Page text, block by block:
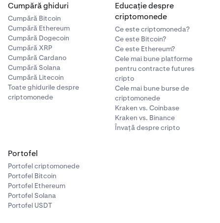
Cumpără ghiduri
Cumpără Bitcoin
Cumpără Ethereum
Cumpără Dogecoin
Cumpără XRP
Cumpără Cardano
Cumpără Solana
Cumpără Litecoin
Toate ghidurile despre
criptomonede
Educație despre
criptomonede
Ce este criptomoneda?
Ce este Bitcoin?
Ce este Ethereum?
Cele mai bune platforme
pentru contracte futures
cripto
Cele mai bune burse de
criptomonede
Kraken vs. Coinbase
Kraken vs. Binance
Învață despre cripto
Portofel
Portofel criptomonede
Portofel Bitcoin
Portofel Ethereum
Portofel Solana
Portofel USDT